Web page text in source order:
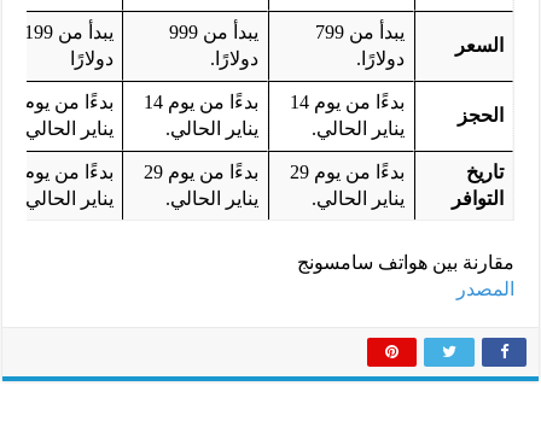
السعر
يبدأ من 799
دولارًا.
يبدأ من 999
دولارًا.
يبدأ من 1199
دولارًا
الحجز
بدءًا من يوم 14
يناير الحالي.
بدءًا من يوم 14
يناير الحالي.
يناير الحالي.
تاريخ
التوافر
بدءًا من يوم 29
يناير الحالي.
بدءًا من يوم 29
يناير الحالي.
يناير الحالي.
مقارنة بين هواتف سامسونج
المصدر